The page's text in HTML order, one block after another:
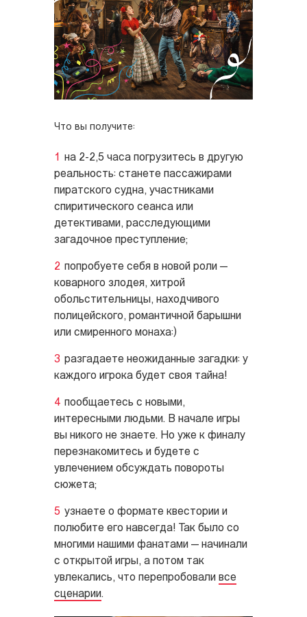
Что вы получите:
на 2-2,5 часа погрузитесь в другую
реальность: станете пассажирами
пиратского судна, участниками
спиритического сеанса или
детективами, расследующими
загадочное преступление;
попробуете себя в новой роли —
коварного злодея, хитрой
обольстительницы, находчивого
полицейского, романтичной барышни
или смиренного монаха:)
разгадаете неожиданные загадки: у
каждого игрока будет своя тайна!
пообщаетесь с новыми,
интересными людьми. В начале игры
вы никого не знаете. Но уже к финалу
перезнакомитесь и будете с
увлечением обсуждать повороты
сюжета;
узнаете о формате квестории и
полюбите его навсегда! Так было со
многими нашими фанатами — начинали
с открытой игры, а потом так
увлекались, что перепробовали все
сценарии.